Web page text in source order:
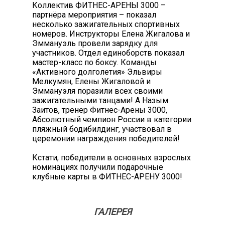
Коллектив ФИТНЕС-АРЕНЫ 3000 –
партнёра мероприятия – показал
несколько зажигательных спортивных
номеров. Инструкторы Елена Жигалова и
Эммануэль провели зарядку для
участников. Отдел единоборств показал
мастер-класс по боксу. Команды
«Активного долголетия» Эльвиры
Мелкумян, Елены Жигаловой и
Эммануэля поразили всех своими
зажигательными танцами! А Назым
Заитов, тренер Фитнес-Арены 3000,
Абсолютный чемпион России в категории
пляжный бодибилдинг, участвовал в
церемонии награждения победителей!
Кстати, победители в основных взрослых
номинациях получили подарочные
клубные карты в ФИТНЕС-АРЕНУ 3000!
ГАЛЕРЕЯ